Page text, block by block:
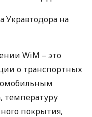
Укравтодора на
WiM – это
о транспортных
температуру
покрытия,